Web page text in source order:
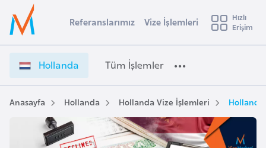
Ülke Seçimi
Başvuru yapmak istediğiniz ülkeyi seçin
Üye
Girişi
o
l
a
n
a
V
e
t
Referanslarımız Vize İşlemleri
Hızlı
Erişim
Hollanda Tüm İşlemler
Anasayfa Hollanda Hollanda Vize İşlemleri
s
t
r
a